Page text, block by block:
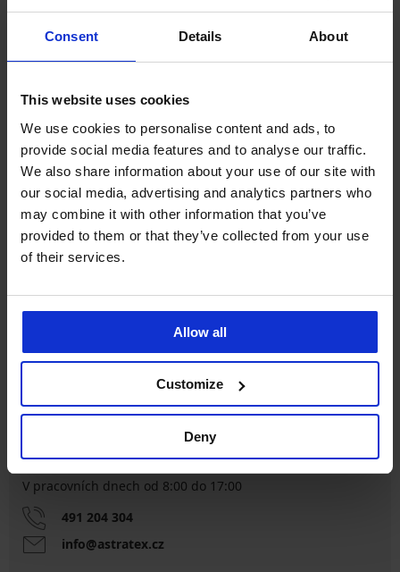
Consent Details About
This website uses cookies
We use cookies to personalise content and ads, to
provide social media features and to analyse our traffic.
We also share information about your use of our site with
our social media, advertising and analytics partners who
may combine it with other information that you’ve
provided to them or that they’ve collected from your use
of their services.
Allow all
Customize
Deny
MEN-A
Dorota
Nejčastěji vybírané barvy
modrá
šedá černá zelená
Nejčastěji vybírané velikosti
L XXL XL
Výměna a vrácení
Výhodné poštovné
Chytrý průvodce
velikostmi
Zákaznická podpora
V pracovních dnech od 8:00 do 17:00
491 204 304
info@astratex.cz